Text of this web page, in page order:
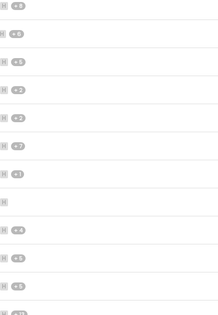
H + 8
H + 6
H + 5
H + 2
H + 2
H + 7
H + 1
H
H + 4
H + 5
H + 5